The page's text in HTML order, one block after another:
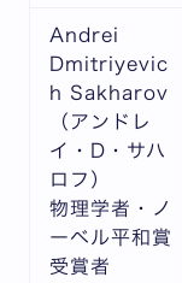
Andrei
Dmitriyevic
h Sakharov
（アンドレ
イ・D・サハ
ロフ）
物理学者・ノ
ーベル平和賞
受賞者